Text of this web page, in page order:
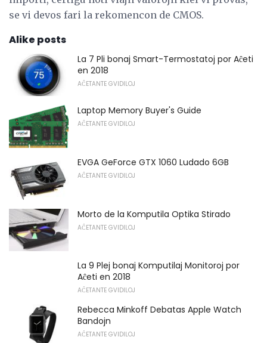
se vi devos fari la rekomencon de CMOS.
Alike posts
La 7 Pli bonaj Smart-Termostatoj por Aĉeti
en 2018
AĈETANTE GVIDILOJ
Laptop Memory Buyer's Guide
AĈETANTE GVIDILOJ
EVGA GeForce GTX 1060 Ludado 6GB
AĈETANTE GVIDILOJ
Morto de la Komputila Optika Stirado
AĈETANTE GVIDILOJ
La 9 Plej bonaj Komputilaj Monitoroj por
Aĉeti en 2018
AĈETANTE GVIDILOJ
Rebecca Minkoff Debatas Apple Watch
Bandojn
AĈETANTE GVIDILOJ